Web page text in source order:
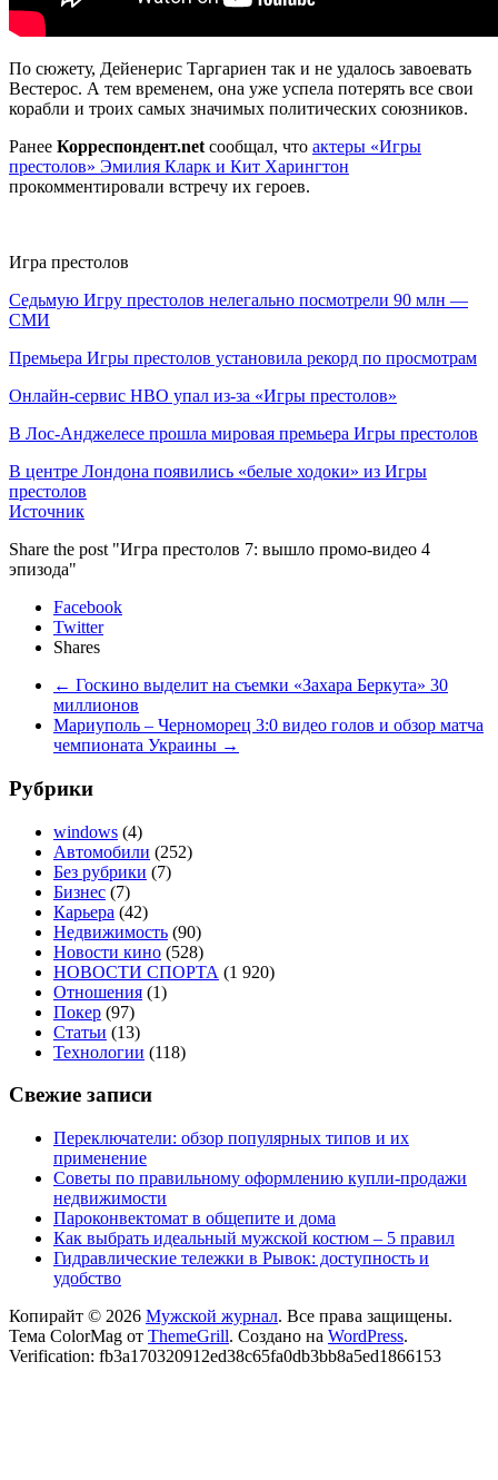
По сюжету, Дейенерис Таргариен так и не удалось завоевать
Вестерос. А тем временем, она уже успела потерять все свои
корабли и троих самых значимых политических союзников.
Ранее Корреспондент.net сообщал, что актеры «Игры
престолов» Эмилия Кларк и Кит Харингтон
прокомментировали встречу их героев.
Игра престолов
Седьмую Игру престолов нелегально посмотрели 90 млн —
СМИ
Премьера Игры престолов установила рекорд по просмотрам
Онлайн-сервис HBO упал из-за «Игры престолов»
В Лос-Анджелесе прошла мировая премьера Игры престолов
В центре Лондона появились «белые ходоки» из Игры
престолов
Источник
Share the post "Игра престолов 7: вышло промо-видео 4
эпизода"
Facebook
Twitter
Shares
← Госкино выделит на съемки «Захара Беркута» 30
миллионов
Мариуполь – Черноморец 3:0 видео голов и обзор матча
чемпионата Украины →
Рубрики
windows (4)
Автомобили (252)
Без рубрики (7)
Бизнес (7)
Карьера (42)
Недвижимость (90)
Новости кино (528)
НОВОСТИ СПОРТА (1 920)
Отношения (1)
Покер (97)
Статьи (13)
Технологии (118)
Свежие записи
Переключатели: обзор популярных типов и их
применение
Советы по правильному оформлению купли-продажи
недвижимости
Пароконвектомат в общепите и дома
Как выбрать идеальный мужской костюм – 5 правил
Гидравлические тележки в Рывок: доступность и
удобство
Копирайт © 2026 Мужской журнал. Все права защищены.
Тема ColorMag от ThemeGrill. Создано на WordPress.
Verification: fb3a170320912ed38c65fa0db3bb8a5ed1866153